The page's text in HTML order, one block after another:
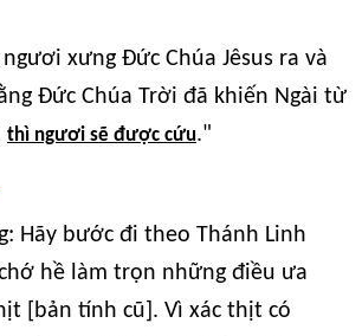
xưng Đức Chúa Jêsus ra và
Đức Chúa Trời đã khiến Ngài từ
thì ngươi sẽ được cứu."
Hãy bước đi theo Thánh Linh
hề làm trọn những điều ưa
[bản tính cũ]. Vì xác thịt có